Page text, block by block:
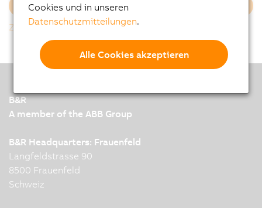
Mehr laden
Zurück zur Gesamtliste
B&R
A member of the ABB Group
B&R Headquarters: Frauenfeld
Langfeldstrasse 90
8500 Frauenfeld
Schweiz
Cookies und in unseren
Datenschutzmitteilungen.
Alle Cookies akzeptieren